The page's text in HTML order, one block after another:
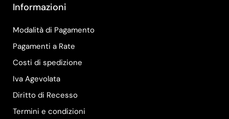
Informazioni
Modalità di Pagamento
Pagamenti a Rate
Costi di spedizione
Iva Agevolata
Diritto di Recesso
Termini e condizioni